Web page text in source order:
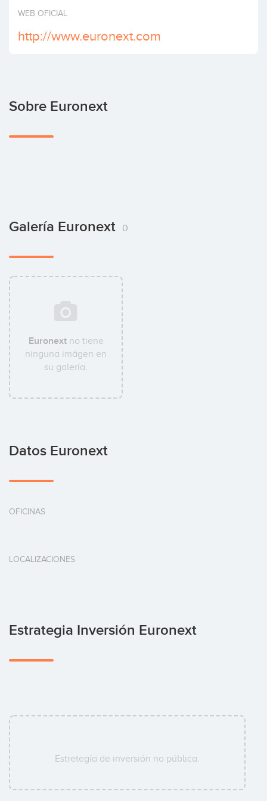
Invertir
WEB OFICIAL
http://www.euronext.com
Sobre Euronext
Galería Euronext 0
Euronextno tiene
ninguna imágen en
su galería.
Datos Euronext
OFICINAS
LOCALIZACIONES
Estrategia Inversión Euronext
Estretegía de inversión no pública.